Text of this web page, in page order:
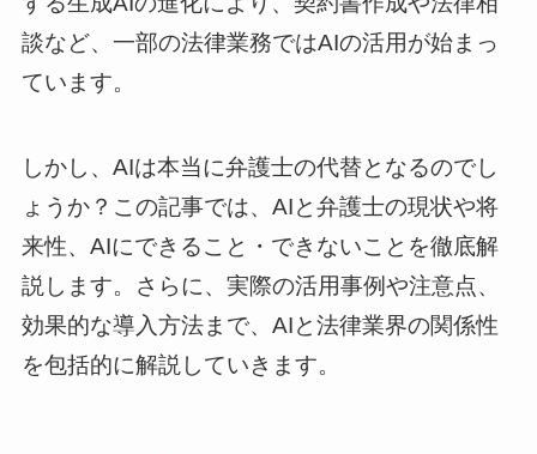
談など、一部の法律業務ではAIの活用が始まっ
ています。
しかし、AIは本当に弁護士の代替となるのでし
ょうか？この記事では、AIと弁護士の現状や将
来性、AIにできること・できないことを徹底解
説します。さらに、実際の活用事例や注意点、
効果的な導入方法まで、AIと法律業界の関係性
を包括的に解説していきます。